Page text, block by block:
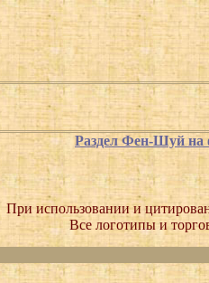
Раздел Фен-Шуй на
При использовании и
Все логотипы и